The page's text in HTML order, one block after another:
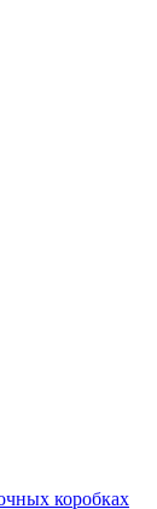
коробках